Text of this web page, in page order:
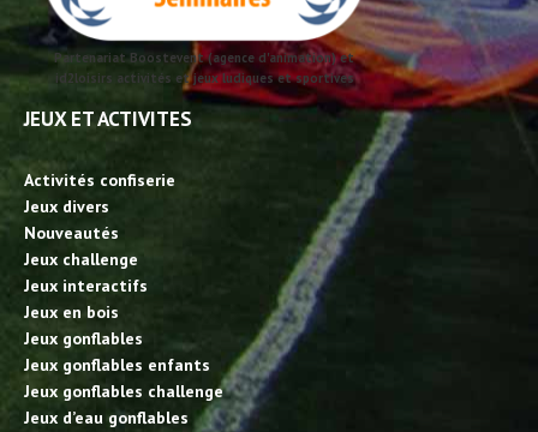
Partenariat Boostevent (agence d'animation) et
id2loisirs activités et jeux ludiques et sportives
JEUX ET ACTIVITES
Activités confiserie
Jeux divers
Nouveautés
Jeux challenge
Jeux interactifs
Jeux en bois
Jeux gonflables
Jeux gonflables enfants
Jeux gonflables challenge
Jeux d’eau gonflables